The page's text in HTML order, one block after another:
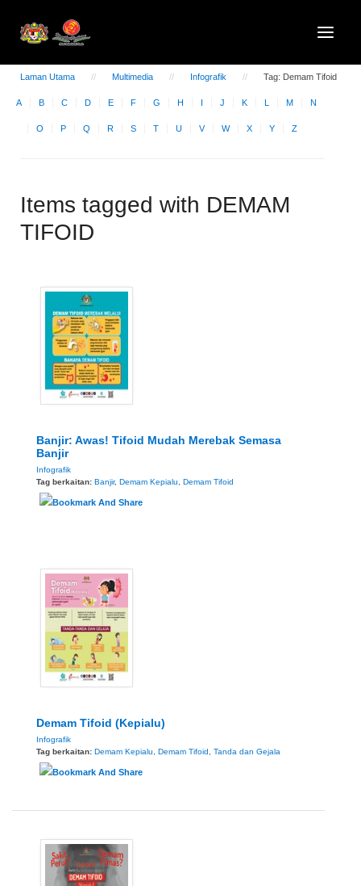
Laman Utama Multimedia Infografik Tag: Demam Tifoid
A B C D E F G H I J K L M N
O P Q R S T U V W X Y Z
Items tagged with DEMAM
TIFOID
Banjir: Awas! Tifoid Mudah Merebak Semasa
Banjir
Infografik
Tag berkaitan: Banjir, Demam Kepialu, Demam Tifoid
Demam Tifoid (Kepialu)
Infografik
Tag berkaitan: Demam Kepialu Demam Tifoid Tanda dan Gejala